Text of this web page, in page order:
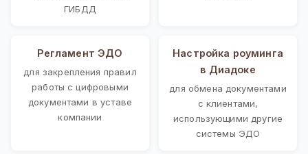
ГИБДД
Регламент ЭДО
для закрепления правил
работы с цифровыми
документами в уставе
компании
Настройка роуминга
в Диадоке
для обмена документами
с клиентами,
использующими другие
системы ЭДО